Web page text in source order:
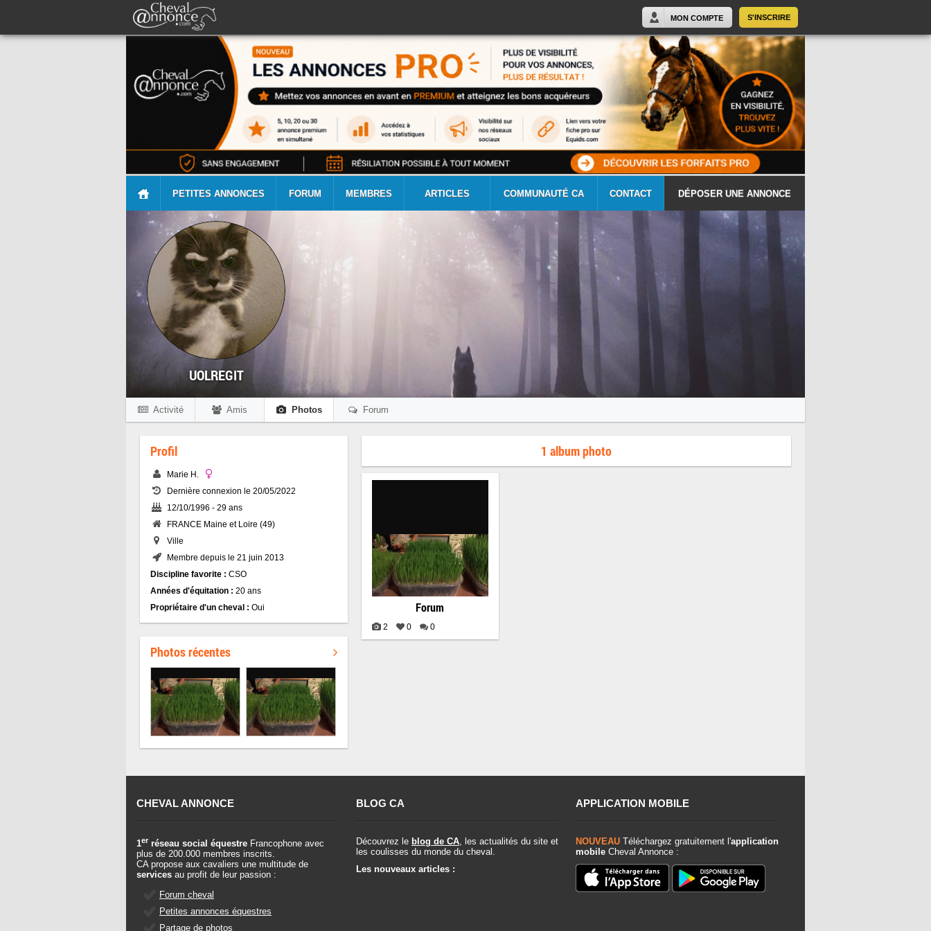
S'INSCRIRE
MON COMPTE
PETITES ANNONCES FORUM MEMBRES ARTICLES COMMUNAUTÉ CA CONTACT DÉPOSER UNE ANNONCE
UOLREGIT
Activité Amis Photos Forum
Profil
Marie H.
Dernière connexion le 20/05/2022
12/10/1996 - 29 ans
FRANCE Maine et Loire (49)
Ville
Membre depuis le 21 juin 2013
Discipline favorite : CSO
Années d'équitation : 20 ans
Propriétaire d'un cheval : Oui
Photos récentes
1 album photo
Forum
2 0 0
CHEVAL ANNONCE
1er réseau social équestre Francophone avec
plus de 200.000 membres inscrits.
CA propose aux cavaliers une multitude de
services au profit de leur passion :
Forum cheval
Petites annonces équestres
Partage de photos
BLOG CA
Découvrez le blog de CA , les actualités du site et
les coulisses du monde du cheval.
Les nouveaux articles :
APPLICATION MOBILE
NOUVEAU Téléchargez gratuitement l'application
mobile Cheval Annonce :